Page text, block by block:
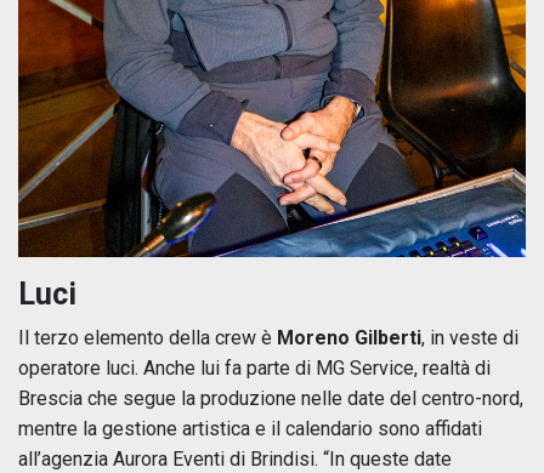
Luci
Il terzo elemento della crew è Moreno Gilberti, in veste di
operatore luci. Anche lui fa parte di MG Service, realtà di
Brescia che segue la produzione nelle date del centro-nord,
mentre la gestione artistica e il calendario sono affidati
all’agenzia Aurora Eventi di Brindisi. “In queste date